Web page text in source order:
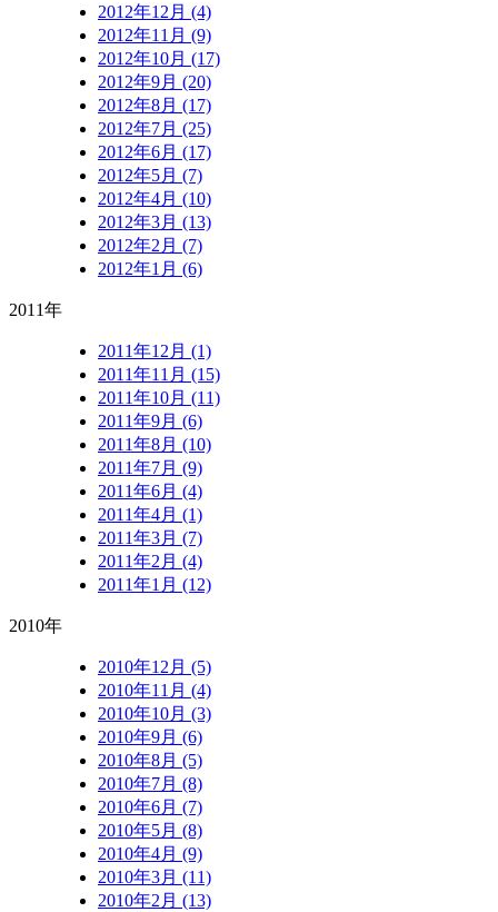
2012年12月 (4)
2012年11月 (9)
2012年10月 (17)
2012年9月 (20)
2012年8月 (17)
2012年7月 (25)
2012年6月 (17)
2012年5月 (7)
2012年4月 (10)
2012年3月 (13)
2012年2月 (7)
2012年1月 (6)
2011年
2011年12月 (1)
2011年11月 (15)
2011年10月 (11)
2011年9月 (6)
2011年8月 (10)
2011年7月 (9)
2011年6月 (4)
2011年4月 (1)
2011年3月 (7)
2011年2月 (4)
2011年1月 (12)
2010年
2010年12月 (5)
2010年11月 (4)
2010年10月 (3)
2010年9月 (6)
2010年8月 (5)
2010年7月 (8)
2010年6月 (7)
2010年5月 (8)
2010年4月 (9)
2010年3月 (11)
2010年2月 (13)